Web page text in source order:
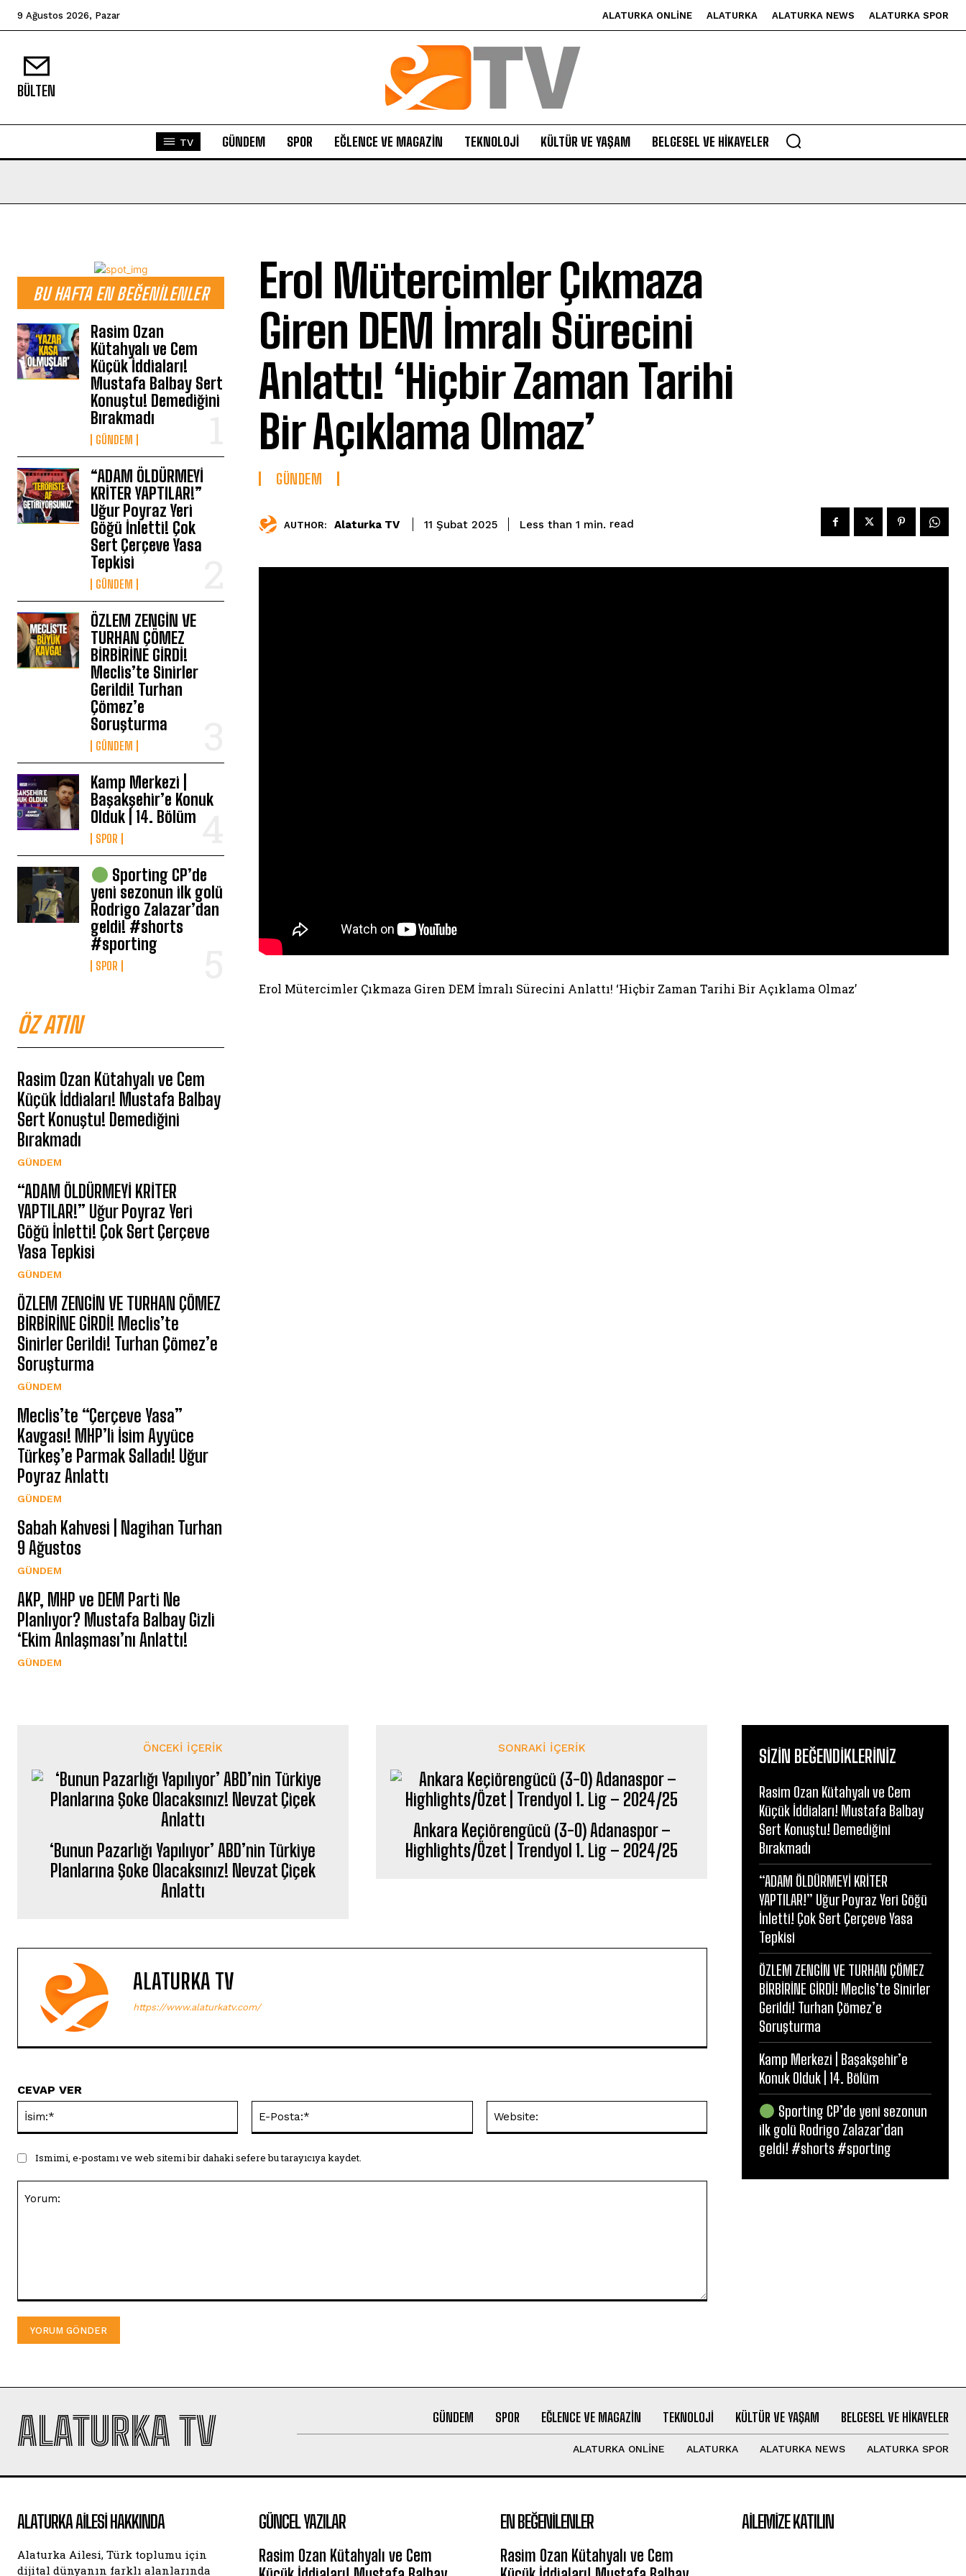
9 Ağustos 2026, Pazar ALATURKA ONLINE ALATURKA ALATURKA NEWS ALATURKA SPOR
BÜLTEN
TV GÜNDEM SPOR EĞLENCE VE MAGAZIN TEKNOLOJI KÜLTÜR VE YAŞAM BELGESEL VE HIKAYELER
BU HAFTA EN BEĞENILENLER
Rasim Ozan
Kütahyalı ve Cem
Küçük İddiaları!
Mustafa Balbay Sert
Konuştu! Demediğini
Bırakmadı
GÜNDEM
“ADAM ÖLDÜRMEYİ
KRİTER YAPTILAR!”
Uğur Poyraz Yeri
Göğü İnletti! Çok
Sert Çerçeve Yasa
Tepkisi
GÜNDEM
ÖZLEM ZENGİN VE
TURHAN ÇÖMEZ
BİRBİRİNE GİRDİ!
Meclis’te Sinirler
Gerildi! Turhan
Çömez’e
Soruşturma
GÜNDEM
Kamp Merkezi |
Başakşehir’e Konuk
Olduk | 14. Bölüm
SPOR
Sporting CP’de
yeni sezonun ilk golü
Rodrigo Zalazar’dan
geldi! #shorts
#sporting
SPOR
ÖZ ATIN
Rasim Ozan Kütahyalı ve Cem
Küçük İddiaları! Mustafa Balbay
Sert Konuştu! Demediğini
Bırakmadı
GÜNDEM
“ADAM ÖLDÜRMEYİ KRİTER
YAPTILAR!” Uğur Poyraz Yeri
Göğü İnletti! Çok Sert Çerçeve
Yasa Tepkisi
GÜNDEM
ÖZLEM ZENGİN VE TURHAN ÇÖMEZ
BİRBİRİNE GİRDİ! Meclis’te
Sinirler Gerildi! Turhan Çömez’e
Soruşturma
GÜNDEM
Meclis’te “Çerçeve Yasa”
Kavgası! MHP’li İsim Ayyüce
Türkeş’e Parmak Salladı! Uğur
Poyraz Anlattı
GÜNDEM
Sabah Kahvesi | Nagihan Turhan
9 Ağustos
GÜNDEM
AKP, MHP ve DEM Parti Ne
Planlıyor? Mustafa Balbay Gizli
‘Ekim Anlaşması’nı Anlattı!
GÜNDEM
Erol Mütercimler Çıkmaza
Giren DEM İmralı Sürecini
Anlattı! ‘Hiçbir Zaman Tarihi
Bir Açıklama Olmaz’
GÜNDEM
AUTHOR: Alaturka TV 11 Şubat 2025 Less than 1 min. read
Erol Mütercimler Çıkmaza Giren DEM İmralı Sürecini Anlattı! ‘Hiçbir Zaman Tarihi Bir Açıklama Olmaz’
ÖNCEKI İÇERIK
‘Bunun Pazarlığı Yapılıyor’ ABD’nin Türkiye
Planlarına Şoke Olacaksınız! Nevzat Çiçek
Anlattı
SONRAKI İÇERIK
Ankara Keçiörengücü (3-0) Adanaspor –
Highlights/Özet | Trendyol 1. Lig – 2024/25
ALATURKA TV
https://www.alaturkatv.com/
CEVAP VER
Posta:*
Ismimi, e-postamı ve web sitemi bir dahaki sefere bu tarayıcıya kaydet.
SIZIN BEĞENDIKLERINIZ
Rasim Ozan Kütahyalı ve Cem
Küçük İddiaları! Mustafa Balbay
Sert Konuştu! Demediğini
Bırakmadı
“ADAM ÖLDÜRMEYİ KRİTER
YAPTILAR!” Uğur Poyraz Yeri Göğü
İnletti! Çok Sert Çerçeve Yasa
Tepkisi
ÖZLEM ZENGİN VE TURHAN ÇÖMEZ
BİRBİRİNE GİRDİ! Meclis’te Sinirler
Gerildi! Turhan Çömez’e
Soruşturma
Kamp Merkezi | Başakşehir’e
Konuk Olduk | 14. Bölüm
Sporting CP’de yeni sezonun
ilk golü Rodrigo Zalazar’dan
geldi! #shorts #sporting
ALATURKA TV GÜNDEM SPOR EĞLENCE VE MAGAZIN TEKNOLOJI KÜLTÜR VE YAŞAM BELGESEL VE HIKAYELER
ALATURKA ONLINE ALATURKA ALATURKA NEWS ALATURKA SPOR
ALATURKA AILESI HAKKINDA
Alaturka Ailesi, Türk toplumu için
dijital dünyanın farklı alanlarında
GÜNCEL YAZILAR
Rasim Ozan Kütahyalı ve Cem
EN BEĞENILENLER
Rasim Ozan Kütahyalı ve Cem
AILEMIZE KATILIN